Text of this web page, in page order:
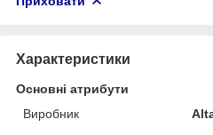
Характеристики
Основні атрибути
Виробник